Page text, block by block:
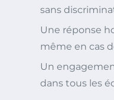
sans
Une réponse
même en cas
Un
dans tous les